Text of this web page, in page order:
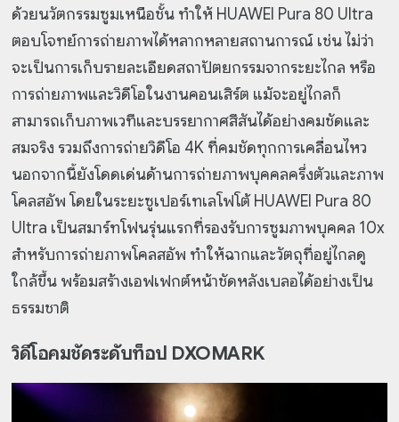
ด้วยนวัตกรรมซูมเหนือชั้น ทำให้ HUAWEI Pura 80 Ultra
ตอบโจทย์การถ่ายภาพได้หลากหลายสถานการณ์ เช่น ไม่ว่า
จะเป็นการเก็บรายละเอียดสถาปัตยกรรมจากระยะไกล หรือ
การถ่ายภาพและวิดีโอในงานคอนเสิร์ต แม้จะอยู่ไกลก็
สามารถเก็บภาพเวทีและบรรยากาศสีสันได้อย่างคมชัดและ
สมจริง รวมถึงการถ่ายวิดีโอ 4K ที่คมชัดทุกการเคลื่อนไหว
นอกจากนี้ยังโดดเด่นด้านการถ่ายภาพบุคคลครึ่งตัวและภาพ
โคลสอัพ โดยในระยะซูเปอร์เทเลโฟโต้ HUAWEI Pura 80
Ultra เป็นสมาร์ทโฟนรุ่นแรกที่รองรับการซูมภาพบุคคล 10x
สำหรับการถ่ายภาพโคลสอัพ ทำให้ฉากและวัตถุที่อยู่ไกลดู
ใกล้ขึ้น พร้อมสร้างเอฟเฟกต์หน้าชัดหลังเบลอได้อย่างเป็น
ธรรมชาติ
วิดีโอคมชัดระดับท็อป DXOMARK